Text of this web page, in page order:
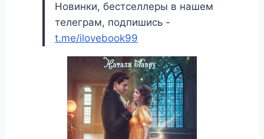
Новинки, бестселлеры в нашем
телеграм, подпишись -
t.me/ilovebook99